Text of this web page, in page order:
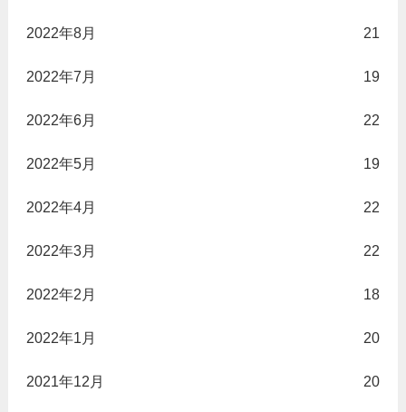
2022年8月 21
2022年7月 19
2022年6月 22
2022年5月 19
2022年4月 22
2022年3月 22
2022年2月 18
2022年1月 20
2021年12月 20